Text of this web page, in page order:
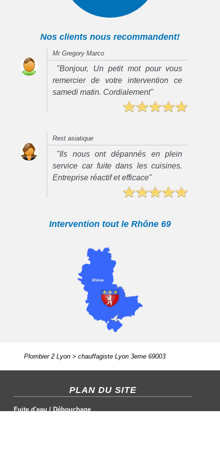
Nos clients nous recommandent!
Mr Gregory Marco
"Bonjour, Un petit mot pour vous
remercier de votre intervention ce
samedi matin. Cordialement"
Rest asiatique
"Ils nous ont dépannés en plein
service car fuite dans les cuisines.
Entreprise réactif et efficace"
Intervention tout le Rhône 69
Plombier 2 Lyon> chauffagiste Lyon 3eme 69003
PLAN DU SITE
Fuite d'eau/Débouchage